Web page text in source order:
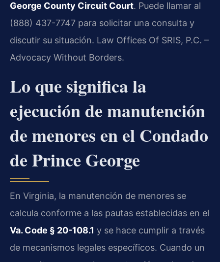
George County Circuit Court. Puede llamar al
(888) 437-7747 para solicitar una consulta y
discutir su situación. Law Offices Of SRIS, P.C. –
Advocacy Without Borders.
Lo que significa la
ejecución de manutención
de menores en el Condado
de Prince George
En Virginia, la manutención de menores se
calcula conforme a las pautas establecidas en el
Va. Code § 20-108.1 y se hace cumplir a través
de mecanismos legales específicos. Cuando un